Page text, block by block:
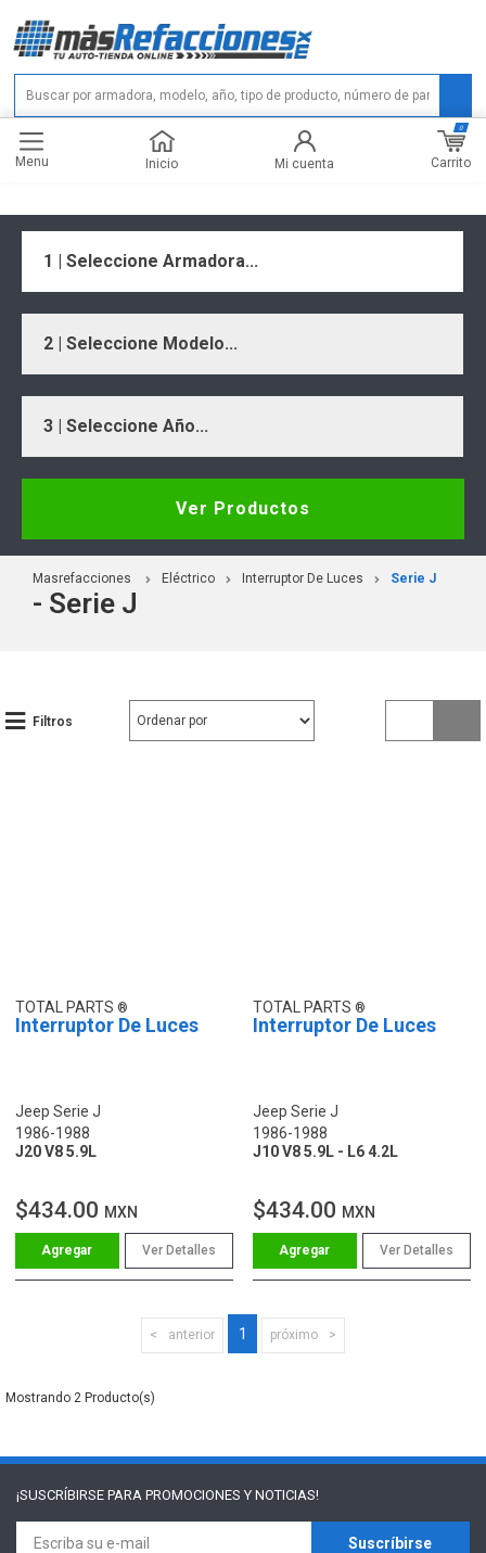
Menu Inicio Mi cuenta Carrito
0
1 | Seleccione Armadora...
2 | Seleccione Modelo...
3 | Seleccione Año...
Ver Productos
Masrefacciones Eléctrico Interruptor De Luces Serie J
- Serie J
Filtros
TOTAL PARTS
Interruptor De Luces
Jeep Serie J
1986-1988
J20 V8 5.9L
$434.00 MXN
Ver Detalles
TOTAL PARTS
Interruptor De Luces
Jeep Serie J
1986-1988
J10 V8 5.9L - L6 4.2L
$434.00 MXN
Ver Detalles
anterior 1 próximo
2
¡SUSCRÍBIRSE PARA PROMOCIONES Y NOTICIAS!
Suscríbirse